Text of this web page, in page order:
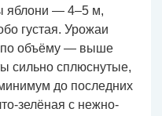
яблони — 4–5 м,
густая. Урожаи
по объёму — выше
сильно сплюснутые,
до последних
зелёная с нежно-